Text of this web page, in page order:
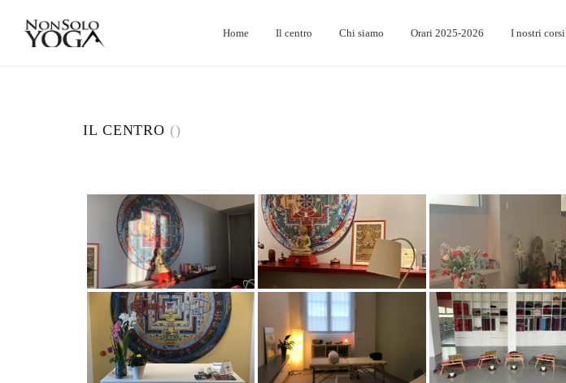
Home Il centro Chi siamo Orari 2025-2026 I nostri corsi
IL CENTRO ()